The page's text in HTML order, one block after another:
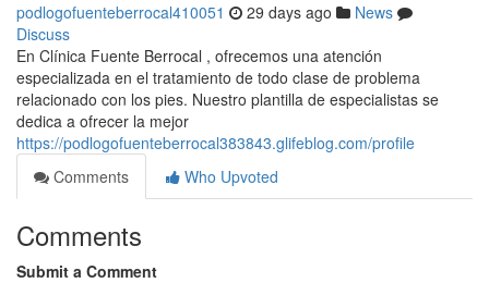
podlogofuenteberrocal410051 29 days ago
News
Discuss
En Clínica Fuente Berrocal , ofrecemos una atención
especializada en el tratamiento de todo clase de problema
relacionado con los pies. Nuestro plantilla de especialistas se
dedica a ofrecer la mejor
https://podlogofuenteberrocal383843.glifeblog.com/profile
Comments
Who Upvoted
Comments
Submit a Comment